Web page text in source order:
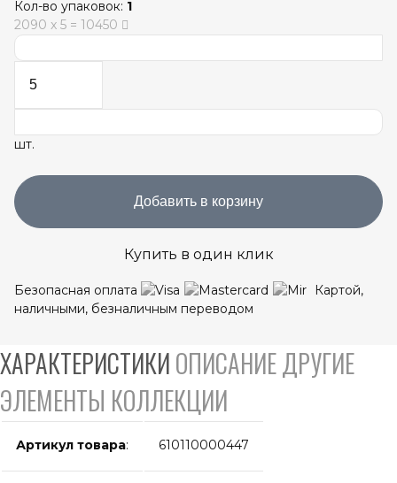
Кол-во упаковок: 1
2090 x 5 = 10450
шт.
Добавить в корзину
Купить в один клик
Безопасная оплата
Картой,
наличными, безналичным переводом
ХАРАКТЕРИСТИКИОПИСАНИЕДРУГИЕ
ЭЛЕМЕНТЫ КОЛЛЕКЦИИ
Артикул товара: 610110000447